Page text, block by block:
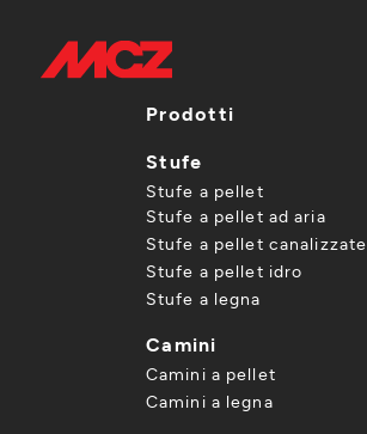
Prodotti
Stufe
Stufe a pellet
Stufe a pellet ad aria
Stufe a pellet canalizzate
Stufe a pellet idro
Stufe a legna
Camini
Camini a pellet
Camini a legna